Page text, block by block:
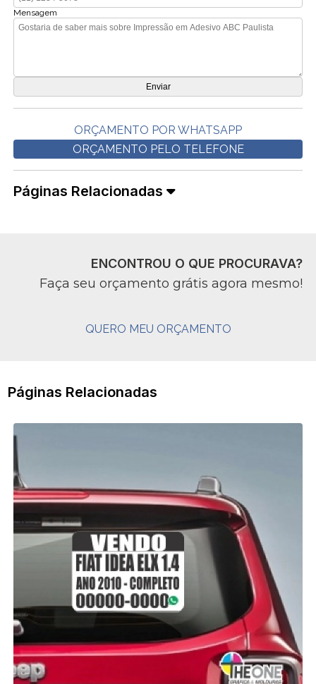
Mensagem
ORÇAMENTO POR WHATSAPP
ORÇAMENTO PELO TELEFONE
Páginas Relacionadas
ENCONTROU O QUE PROCURAVA?
Faça seu orçamento grátis agora mesmo!
QUERO MEU ORÇAMENTO
Páginas Relacionadas